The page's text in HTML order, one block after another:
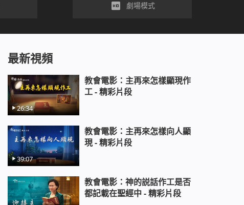
劇場模式
最新視頻
26:34
教會電影：主再來怎樣顯現作
工 - 精彩片段
39:07
教會電影：主再來怎樣向人顯
現 - 精彩片段
教會電影：神的説話作工是否
都記載在聖經中 - 精彩片段